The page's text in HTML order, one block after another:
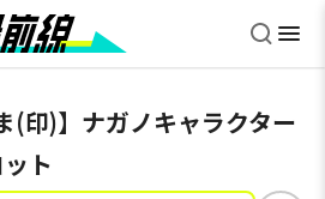
(印)】ナガノキャラクター
ト